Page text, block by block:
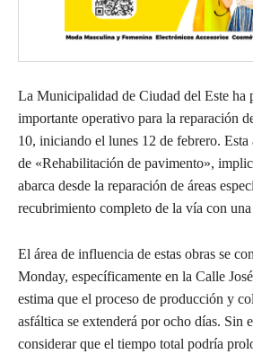
La Municipalidad de Ciudad del Este ha
importante operativo para la reparación
10, iniciando el lunes 12 de febrero.
de «Rehabilitación de pavimento»,
abarca desde la reparación de áreas
recubrimiento completo de la vía con
El área de influencia de estas obras se
Monday, específicamente en la Calle
estima que el proceso de producción y
asfáltica se extenderá por ocho días. Sin
considerar que el tiempo total podría